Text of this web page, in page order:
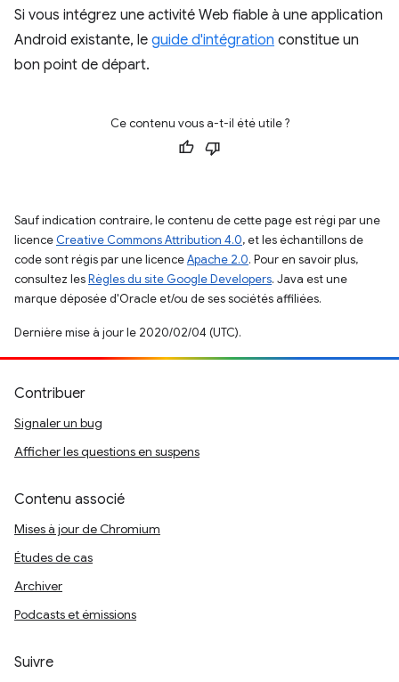
Si vous intégrez une activité Web fiable à une application
Android existante, le guide d'intégration constitue un
bon point de départ.
Ce contenu vous a-t-il été utile ?
Sauf indication contraire, le contenu de cette page est régi par une
licence Creative Commons Attribution 4.0, et les échantillons de
code sont régis par une licenceApache 2.0. Pour en savoir plus,
consultez lesRègles du site Google Developers. Java est une
marque déposée d'Oracle et/ou de ses sociétés affiliées.
Dernière mise à jour le 2020/02/04 (UTC).
Contribuer
Signaler un bug
Afficher les questions en suspens
Contenu associé
Mises à jour de Chromium
Études de cas
Archiver
Podcasts et émissions
Suivre